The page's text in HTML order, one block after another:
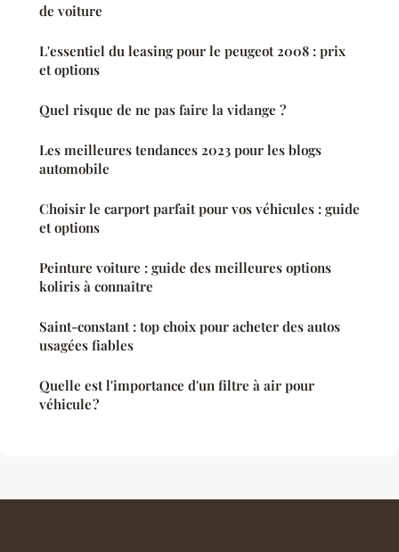
de voiture
L'essentiel du leasing pour le peugeot 2008 : prix
et options
Quel risque de ne pas faire la vidange ?
Les meilleures tendances 2023 pour les blogs
automobile
Choisir le carport parfait pour vos véhicules : guide
et options
Peinture voiture : guide des meilleures options
koliris à connaître
Saint-constant : top choix pour acheter des autos
usagées fiables
Quelle est l'importance d'un filtre à air pour
véhicule ?